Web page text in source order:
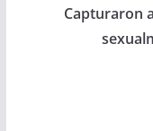
Capturaron